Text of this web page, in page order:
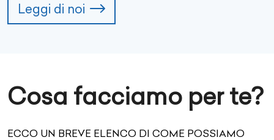
Leggi di noi
Cosa facciamo per te?
ECCO UN BREVE ELENCO DI COME POSSIAMO